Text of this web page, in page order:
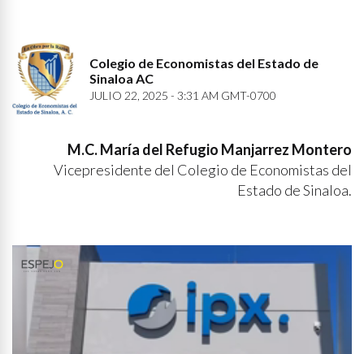
Colegio de Economistas del Estado de
Sinaloa AC
JULIO 22, 2025 - 3:31 AM GMT-0700
M.C. María del Refugio Manjarrez Montero
Vicepresidente del Colegio de Economistas del
Estado de Sinaloa.